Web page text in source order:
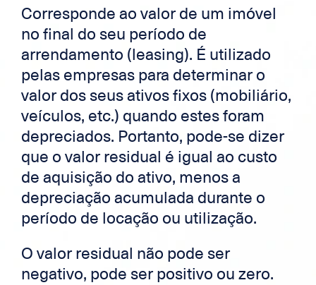
Corresponde ao valor de um imóvel
no final do seu período de
arrendamento (leasing). É utilizado
pelas empresas para determinar o
valor dos seus ativos fixos (mobiliário,
veículos, etc.) quando estes foram
depreciados. Portanto, pode-se dizer
que o valor residual é igual ao custo
de aquisição do ativo, menos a
depreciação acumulada durante o
período de locação ou utilização.
O valor residual não pode ser
negativo, pode ser positivo ou zero.